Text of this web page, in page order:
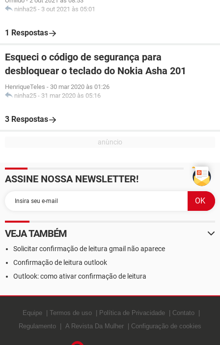
ninha25 - 3 out 2021 às 05:01
1 Respostas
Esqueci o código de segurança para
desbloquear o teclado do Nokia Asha 201
HenriqueTeles - 30 mar 2020 às 01:26
ninha25 - 31 mar 2020 às 05:16
3 Respostas
ASSINE NOSSA NEWSLETTER!
VEJA TAMBÉM
Solicitar confirmação de leitura gmail não aparece
Confirmação de leitura outlook
Outlook: como ativar confirmação de leitura
Equipe Termos de uso Política de Privacidade
Contato
Regulamento
A Revista Da Mulher Configuração de cookies